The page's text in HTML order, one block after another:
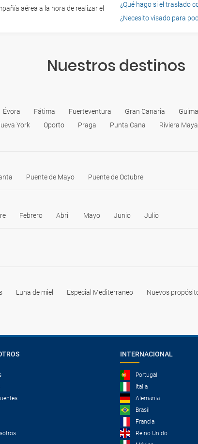
aérea a la hora de realizar el
¿Qué hago si el traslado
¿Necesito visado para
Nuestros destinos
Évora Fátima Fuerteventura Gran Canaria
York Oporto Praga Punta Cana Riviera Maya
Puente de Mayo Puente de Octubre
Febrero Abril Mayo Junio Julio
Luna de miel Especial Mediterraneo Nuevos
INTERNACIONAL
Portugal
Italia
Alemania
Brasil
Francia
Reino Unido